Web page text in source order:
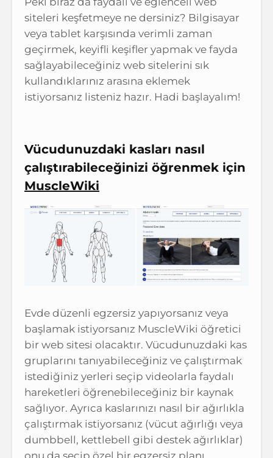
siteleri keşfetmeye ne dersiniz? Bilgisayar
veya tablet karşısında verimli zaman
geçirmek, keyifli keşifler yapmak ve fayda
sağlayabileceğiniz web sitelerini sık
kullandıklarınız arasına eklemek
istiyorsanız listeniz hazır. Hadi başlayalım!
Vücudunuzdaki kasları nasıl
çalıştırabileceğinizi öğrenmek için
MuscleWiki
Evde düzenli egzersiz yapıyorsanız veya
başlamak istiyorsanız MuscleWiki öğretici
bir web sitesi olacaktır. Vücudunuzdaki kas
gruplarını tanıyabileceğiniz ve çalıştırmak
istediğiniz yerleri seçip videolarla faydalı
hareketleri öğrenebileceğiniz bir kaynak
sağlıyor. Ayrıca kaslarınızı nasıl bir ağırlıkla
çalıştırmak istiyorsanız (vücut ağırlığı veya
dumbbell, kettlebell gibi destek ağırlıklar)